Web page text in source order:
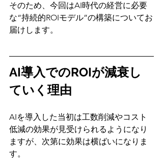
そのため、今回はAI時代の経営に必要
な“持続的ROIモデル”の構築についてお
届けします。
AI導入でのROIが減衰し
ていく理由
AIを導入した当初は工数削減やコスト
低減の効果が見受けられるようになり
ますが、次第に効果は横ばいになりま
す。